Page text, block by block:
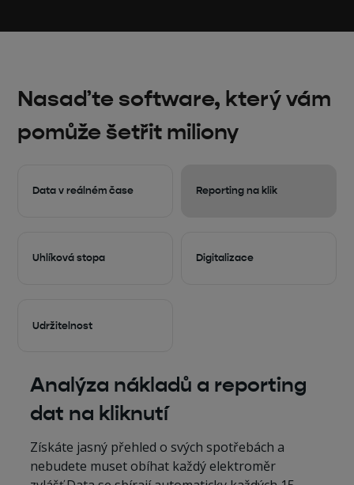
Nasaďte software, který vám
pomůže šetřit miliony
Data v reálném čase Reporting na klik
Uhlíková stopa Digitalizace
Udržitelnost
Analýza nákladů a reporting
dat na kliknutí
Získáte jasný přehled o svých spotřebách a
nebudete muset obíhat každý elektroměr